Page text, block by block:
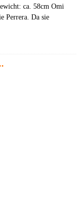
ca. 58cm Omi
Perrera. Da sie